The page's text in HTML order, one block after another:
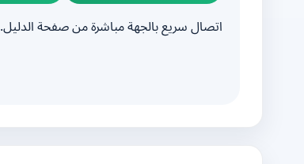
اتصال سريع بالجهة مباشرة من صفحة الدليل.